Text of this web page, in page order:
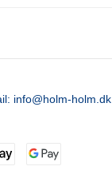
: info@holm-holm.dk